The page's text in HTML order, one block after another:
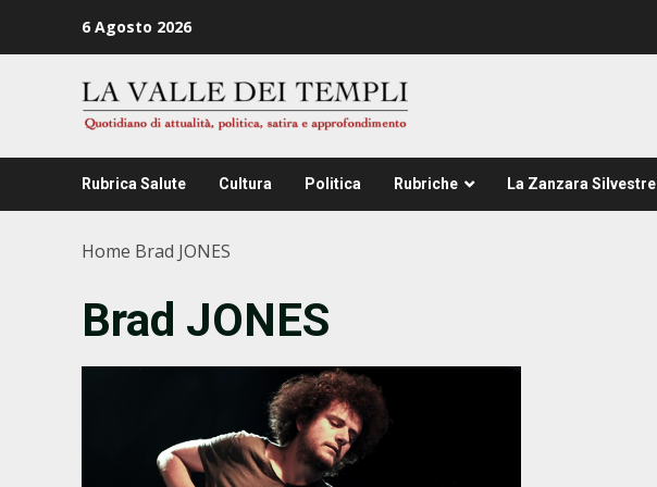
6 Agosto 2026
Rubrica Salute Cultura Politica Rubriche La Zanzara Silvestre
Home Brad JONES
Brad JONES